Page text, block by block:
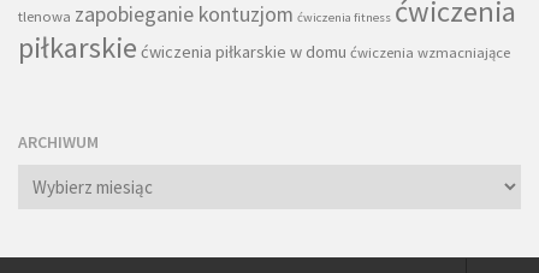
tlenowa zapobieganie kontuzjom ćwiczenia fitness ćwiczenia
piłkarskie ćwiczenia piłkarskie w domu ćwiczenia wzmacniające
ARCHIWUM
Archiwum